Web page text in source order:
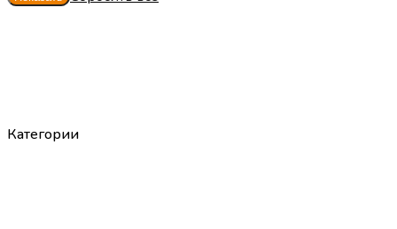
Категории